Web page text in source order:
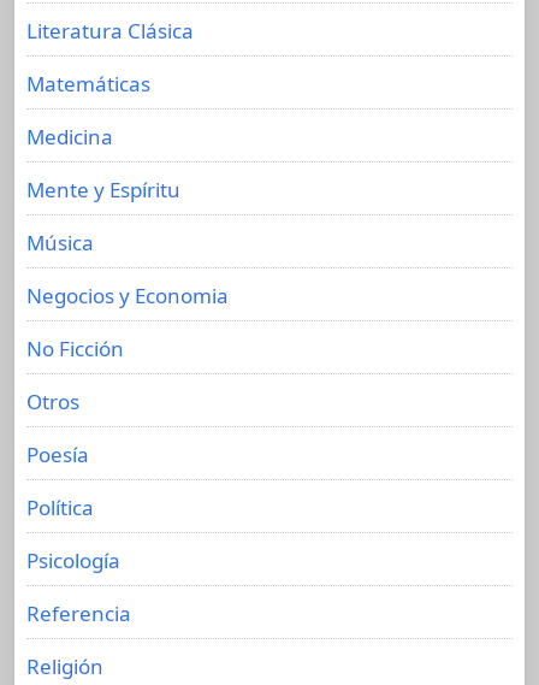
Literatura Clásica
Matemáticas
Medicina
Mente y Espíritu
Música
Negocios y Economia
No Ficción
Otros
Poesía
Política
Psicología
Referencia
Religión